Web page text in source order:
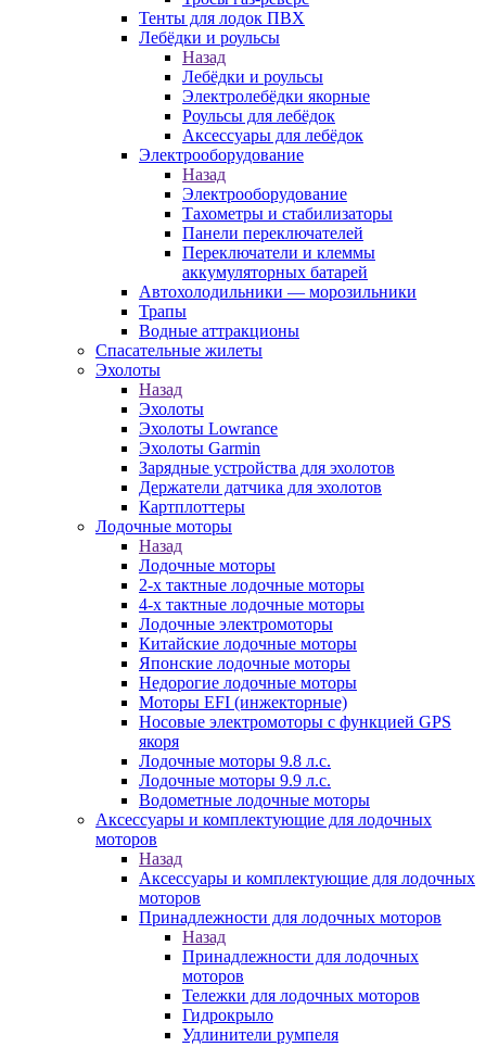
Тенты для лодок ПВХ
Лебёдки и роульсы
Назад
Лебёдки и роульсы
Электролебёдки якорные
Роульсы для лебёдок
Аксессуары для лебёдок
Электрооборудование
Назад
Электрооборудование
Тахометры и стабилизаторы
Панели переключателей
Переключатели и клеммы
аккумуляторных батарей
Автохолодильники — морозильники
Трапы
Водные аттракционы
Спасательные жилеты
Эхолоты
Назад
Эхолоты
Эхолоты Lowrance
Эхолоты Garmin
Зарядные устройства для эхолотов
Держатели датчика для эхолотов
Картплоттеры
Лодочные моторы
Назад
Лодочные моторы
2-х тактные лодочные моторы
4-х тактные лодочные моторы
Лодочные электромоторы
Китайские лодочные моторы
Японские лодочные моторы
Недорогие лодочные моторы
Моторы EFI (инжекторные)
Носовые электромоторы с функцией GPS
якоря
Лодочные моторы 9.8 л.с.
Лодочные моторы 9.9 л.с.
Водометные лодочные моторы
Аксессуары и комплектующие для лодочных
моторов
Назад
Аксессуары и комплектующие для лодочных
моторов
Принадлежности для лодочных моторов
Назад
Принадлежности для лодочных
моторов
Тележки для лодочных моторов
Гидрокрыло
Удлинители румпеля